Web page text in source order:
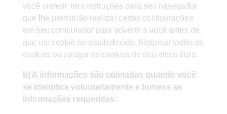
você preferir, tem instruções para seu navegador
que lhe permitirão realizar certas configurações
em seu computador para advertir a você antes de
que um cookie for estabelecido, bloquear todos os
cookies ou apagar os cookies de seu disco duro.
b) A informações são coletadas quando você
se identifica voluntariamente e fornece as
informações requeridas: